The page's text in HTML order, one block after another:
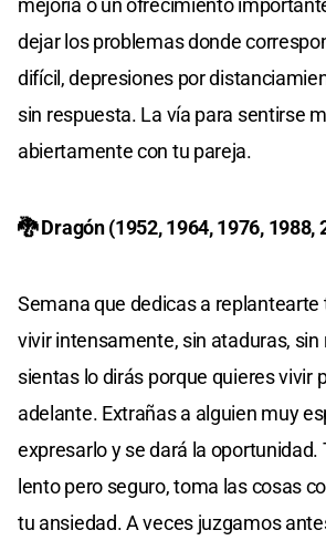
mejoría o un ofrecimiento
dejar los problemas donde
difícil, depresiones por
sin respuesta. La vía para sentirse
abiertamente con tu pareja.
🐉 Dragón (1952, 1964, 1976, 1988,
Semana que dedicas a replantearte
vivir intensamente, sin ataduras, sin
sientas lo dirás porque quieres vivir
adelante. Extrañas a alguien muy
expresarlo y se dará la oportunidad.
lento pero seguro, toma las cosas
tu ansiedad. A veces juzgamos